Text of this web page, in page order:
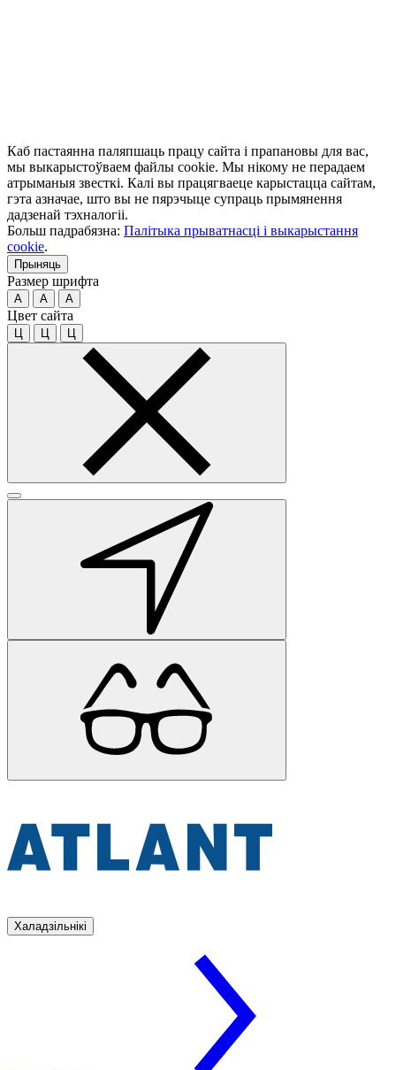
Каб пастаянна паляпшаць працу сайта і прапановы для вас,
мы выкарыстоўваем файлы cookie. Мы нікому не перадаем
атрыманыя звесткі. Калі вы працягваеце карыстацца сайтам,
гэта азначае, што вы не пярэчыце супраць прымянення
дадзенай тэхналогіі.
Больш падрабязна: Палітыка прыватнасці і выкарыстання
cookie.
Прыняць
Размер шрифта
A A A
Цвет сайта
Ц Ц Ц
Халадзільнікі